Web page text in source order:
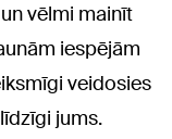
vēlmi mainīt
iespējām
veidosies
jums.